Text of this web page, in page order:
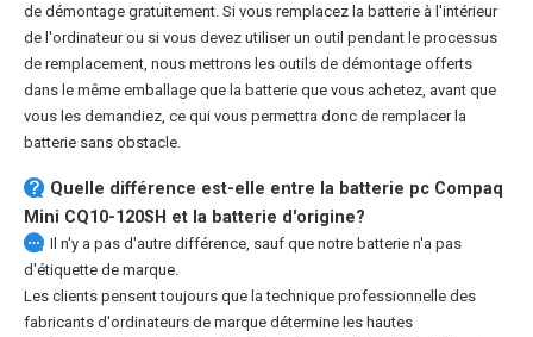
de démontage gratuitement. Si vous remplacez la batterie à l'intérieur
de l'ordinateur ou si vous devez utiliser un outil pendant le processus
de remplacement, nous mettrons les outils de démontage offerts
dans le même emballage que la batterie que vous achetez, avant que
vous les demandiez, ce qui vous permettra donc de remplacer la
batterie sans obstacle.
Quelle différence est-elle entre la batterie pc Compaq
Mini CQ10-120SH et la batterie d'origine?
Il n'y a pas d'autre différence, sauf que notre batterie n'a pas
d'étiquette de marque.
Les clients pensent toujours que la technique professionnelle des
fabricants d'ordinateurs de marque détermine les hautes